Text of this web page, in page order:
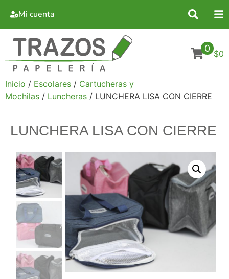
Mi cuenta
0 $0
Inicio / Escolares / Cartucheras y
Mochilas / Luncheras / LUNCHERA LISA CON CIERRE
LUNCHERA LISA CON CIERRE